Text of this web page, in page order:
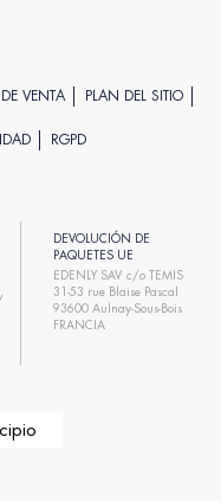
VENTA PLAN DEL SITIO
RGPD
DEVOLUCIÓN DE
PAQUETES UE
EDENLY SAV c/o TEMIS
31-53 rue Blaise Pascal
93600 Aulnay-Sous-Bois
FRANCIA